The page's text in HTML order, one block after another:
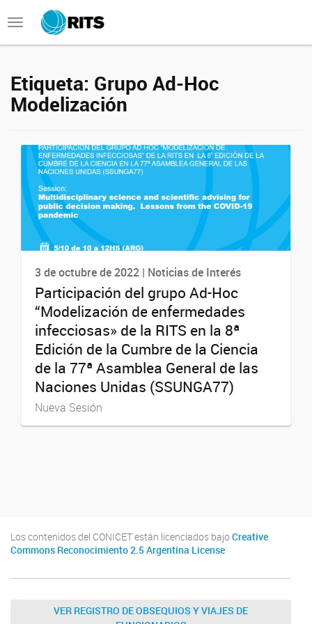
Toggle
navigation
Etiqueta: Grupo Ad-Hoc
Modelización
3 de octubre de 2022 | Noticias de Interés
Participación del grupo Ad-Hoc
“Modelización de enfermedades
infecciosas» de la RITS en la 8ª
Edición de la Cumbre de la Ciencia
de la 77ª Asamblea General de las
Naciones Unidas (SSUNGA77)
Nueva Sesión
Los contenidos del CONICET están licenciados bajo Creative
Commons Reconocimiento 2.5 Argentina License
VER REGISTRO DE OBSEQUIOS Y VIAJES DE